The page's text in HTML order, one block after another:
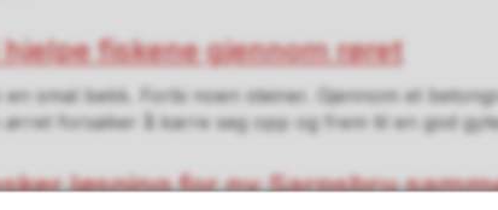
fiskene gjennom røret
en smal bekk. Forbi noen steiner. Gjennom et
ørret forsøker å karre seg opp og frem til en god
løsning for ny Sarpsbru